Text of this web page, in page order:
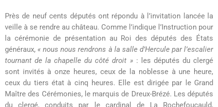
Près de neuf cents députés ont répondu à l’invitation lancée la
veille à se rendre au château. Comme l’indique l’Instruction pour
la cérémonie de présentation au Roi des députés des États
généraux, « nous nous rendrons à la salle d’Hercule par l’escalier
tournant de la chapelle du côté droit » : les députés du clergé
sont invités à onze heures, ceux de la noblesse à une heure,
ceux du tiers état à cinq heures. Elle est dirigée par le Grand
Maître des Cérémonies, le marquis de Dreux-Brézé. Les députés
du clergé, conduits par le cardinal de La Rochefoucauld,